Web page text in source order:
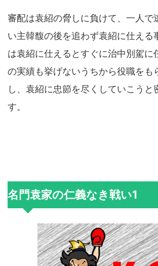
審配は袁紹の脅しに負けて、一人で
い主韓馥の後を追わず袁紹に仕える
は袁紹に仕えるとすぐに治中別駕に
の実績も挙げないうちから役職をも
し、袁紹に忠節を尽くしていこうと
す。
名門袁家の仁義なき戦い1